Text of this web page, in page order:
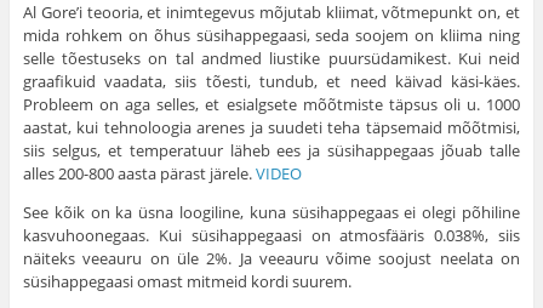
Al Gore’i teooria, et inimtegevus mõjutab kliimat, võtmepunkt on, et
mida rohkem on õhus süsihappegaasi, seda soojem on kliima ning
selle tõestuseks on tal andmed liustike puursüdamikest. Kui neid
graafikuid vaadata, siis tõesti, tundub, et need käivad käsi-käes.
Probleem on aga selles, et esialgsete mõõtmiste täpsus oli u. 1000
aastat, kui tehnoloogia arenes ja suudeti teha täpsemaid mõõtmisi,
siis selgus, et temperatuur läheb ees ja süsihappegaas jõuab talle
alles 200-800 aasta pärast järele.VIDEO
See kõik on ka üsna loogiline, kuna süsihappegaas ei olegi põhiline
kasvuhoonegaas. Kui süsihappegaasi on atmosfääris 0.038%, siis
näiteks veeauru on üle 2%. Ja veeauru võime soojust neelata on
süsihappegaasi omast mitmeid kordi suurem.